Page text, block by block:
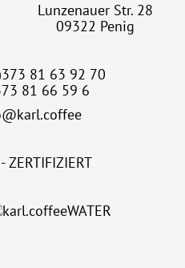
Lunzenauer Str. 28
09322 Penig
81 63 92 70
81 66 59 6
ZERTIFIZIERT